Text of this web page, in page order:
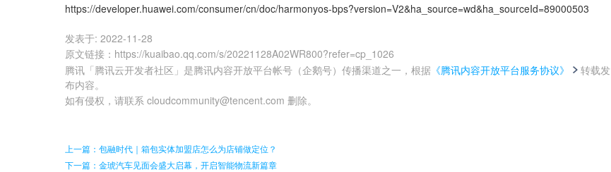
https://developer.huawei.com/consumer/cn/doc/harmonyos-bps?version=V2&ha_source=wd&ha_sourceId=89000503
发表于: 2022-11-28
原文链接 ： https://kuaibao.qq.com/s/20221128A02WR800?refer=cp_1026
腾讯「腾讯云开发者社区」是腾讯内容开放平台帐号（企鹅号）传播渠道之一，根据 《腾讯内容开放平台服务协议》
转载发
布内容。
如有侵权，请联系 cloudcommunity@tencent.com 删除。
上一篇：包融时代｜箱包实体加盟店怎么为店铺做定位？
下一篇：金琥汽车见面会盛大启幕，开启智能物流新篇章